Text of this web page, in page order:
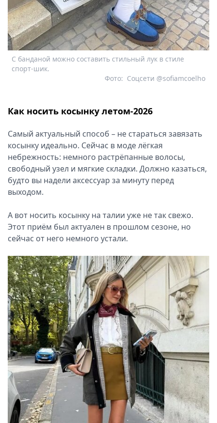
С банданой можно составить стильный лук в стиле
спорт-шик.
Соцсети @sofiamcoelho
Фото:
Как носить косынку летом-2026
Самый актуальный способ – не стараться завязать
косынку идеально. Сейчас в моде лёгкая
небрежность: немного растрёпанные волосы,
свободный узел и мягкие складки. Должно казаться,
будто вы надели аксессуар за минуту перед
выходом.
А вот носить косынку на талии уже не так свежо.
Этот приём был актуален в прошлом сезоне, но
сейчас от него немного устали.